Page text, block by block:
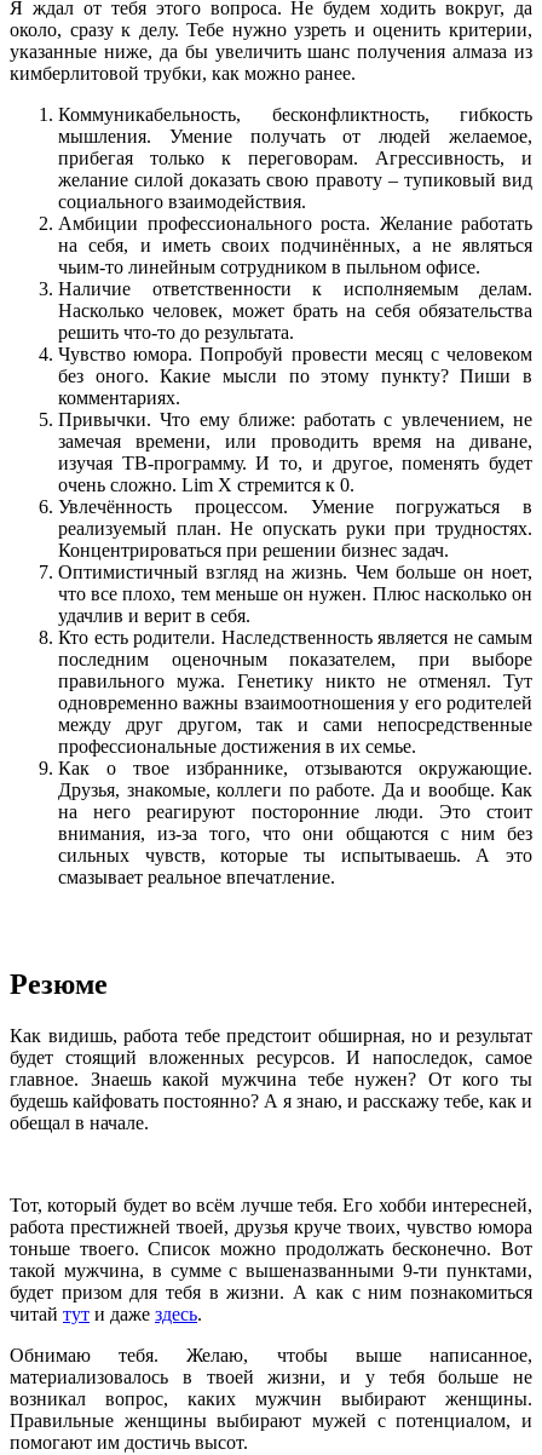
Я ждал от тебя этого вопроса. Не будем ходить вокруг, да
около, сразу к делу. Тебе нужно узреть и оценить критерии,
указанные ниже, да бы увеличить шанс получения алмаза из
кимберлитовой трубки, как можно ранее.
Коммуникабельность, бесконфликтность, гибкость
мышления. Умение получать от людей желаемое,
прибегая только к переговорам. Агрессивность, и
желание силой доказать свою правоту – тупиковый вид
социального взаимодействия.
Амбиции профессионального роста. Желание работать
на себя, и иметь своих подчинённых, а не являться
чьим-то линейным сотрудником в пыльном офисе.
Наличие ответственности к исполняемым делам.
Насколько человек, может брать на себя обязательства
решить что-то до результата.
Чувство юмора. Попробуй провести месяц с человеком
без оного. Какие мысли по этому пункту? Пиши в
комментариях.
Привычки. Что ему ближе: работать с увлечением, не
замечая времени, или проводить время на диване,
изучая ТВ-программу. И то, и другое, поменять будет
очень сложно. Lim Х стремится к 0.
Увлечённость процессом. Умение погружаться в
реализуемый план. Не опускать руки при трудностях.
Концентрироваться при решении бизнес задач.
Оптимистичный взгляд на жизнь. Чем больше он ноет,
что все плохо, тем меньше он нужен. Плюс насколько он
удачлив и верит в себя.
Кто есть родители. Наследственность является не самым
последним оценочным показателем, при выборе
правильного мужа. Генетику никто не отменял. Тут
одновременно важны взаимоотношения у его родителей
между друг другом, так и сами непосредственные
профессиональные достижения в их семье.
Как о твое избраннике, отзываются окружающие.
Друзья, знакомые, коллеги по работе. Да и вообще. Как
на него реагируют посторонние люди. Это стоит
внимания, из-за того, что они общаются с ним без
сильных чувств, которые ты испытываешь. А это
смазывает реальное впечатление.
Резюме
Как видишь, работа тебе предстоит обширная, но и результат
будет стоящий вложенных ресурсов. И напоследок, самое
главное. Знаешь какой мужчина тебе нужен? От кого ты
будешь кайфовать постоянно? А я знаю, и расскажу тебе, как и
обещал в начале.
Тот, который будет во всём лучше тебя. Его хобби интересней,
работа престижней твоей, друзья круче твоих, чувство юмора
тоньше твоего. Список можно продолжать бесконечно. Вот
такой мужчина, в сумме с вышеназванными 9-ти пунктами,
будет призом для тебя в жизни. А как с ним познакомиться
читай тут и даже здесь.
Обнимаю тебя. Желаю, чтобы выше написанное,
материализовалось в твоей жизни, и у тебя больше не
возникал вопрос, каких мужчин выбирают женщины.
Правильные женщины выбирают мужей с потенциалом, и
помогают им достичь высот.